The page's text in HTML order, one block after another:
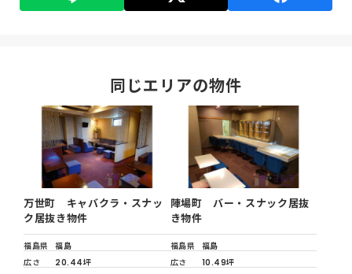
同じエリアの物件
万世町 キャバクラ・スナッ
ク居抜き物件
福島県
福島
広さ
20.44坪
陣場町 バー・スナック居抜
き物件
福島県
福島
広さ
10.49坪